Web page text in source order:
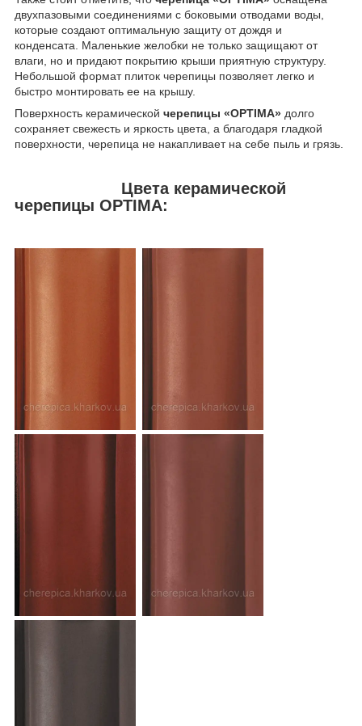
двухпазовыми соединениями с боковыми отводами воды,
которые создают оптимальную защиту от дождя и
конденсата. Маленькие желобки не только защищают от
влаги, но и придают покрытию крыши приятную структуру.
Небольшой формат плиток черепицы позволяет легко и
быстро монтировать ее на крышу.
Поверхность керамической черепицы «OPTIMA» долго
сохраняет свежесть и яркость цвета, а благодаря гладкой
поверхности, черепица не накапливает на себе пыль и грязь.
Цвета керамической
черепицы OPTIMA: